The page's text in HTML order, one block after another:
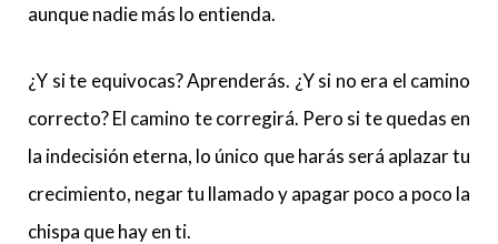
aunque nadie más lo entienda.
¿Y si te equivocas? Aprenderás. ¿Y si no era el camino
correcto? El camino te corregirá. Pero si te quedas en
la indecisión eterna, lo único que harás será aplazar tu
crecimiento, negar tu llamado y apagar poco a poco la
chispa que hay en ti.